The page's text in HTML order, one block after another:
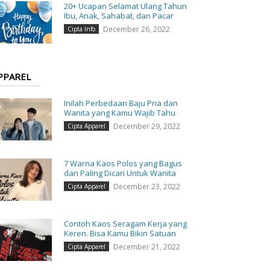
20+ Ucapan Selamat Ulang Tahun
Ibu, Anak, Sahabat, dan Pacar
Cipta Info December 26, 2022
Inilah Perbedaan Baju Pria dan
Wanita yang Kamu Wajib Tahu
Cipta Apparel December 29, 2022
7 Warna Kaos Polos yang Bagus
dan Paling Dicari Untuk Wanita
Cipta Apparel December 23, 2022
Contoh Kaos Seragam Kerja yang
Keren. Bisa Kamu Bikin Satuan
Cipta Apparel December 21, 2022